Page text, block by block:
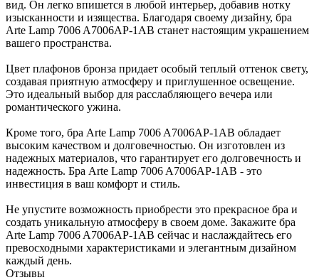
вид. Он легко впишется в любой интерьер, добавив нотку
изысканности и изящества. Благодаря своему дизайну, бра
Arte Lamp 7006 A7006AP-1AB станет настоящим украшением
вашего пространства.
Цвет плафонов бронза придает особый теплый оттенок свету,
создавая приятную атмосферу и приглушенное освещение.
Это идеальный выбор для расслабляющего вечера или
романтического ужина.
Кроме того, бра Arte Lamp 7006 A7006AP-1AB обладает
высоким качеством и долговечностью. Он изготовлен из
надежных материалов, что гарантирует его долговечность и
надежность. Бра Arte Lamp 7006 A7006AP-1AB - это
инвестиция в ваш комфорт и стиль.
Не упустите возможность приобрести это прекрасное бра и
создать уникальную атмосферу в своем доме. Закажите бра
Arte Lamp 7006 A7006AP-1AB сейчас и наслаждайтесь его
превосходными характеристиками и элегантным дизайном
каждый день.
Отзывы